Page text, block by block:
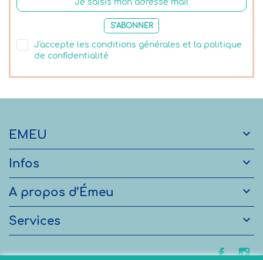
S’ABONNER
J'accepte les conditions générales et la politique
de confidentialité
EMEU 
Infos 
A propos d’Émeu 
Services 